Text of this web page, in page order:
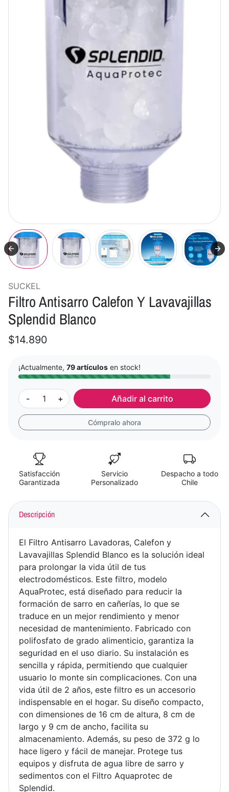
SUCKEL
Filtro Antisarro Calefon Y Lavavajillas
Splendid Blanco
$14.890
¡Actualmente, 79 artículos en stock!
- + Añadir al carrito
Cómpralo ahora
Satisfacción
Garantizada
Servicio
Personalizado
Despacho a todo
Chile
Descripción
El Filtro Antisarro Lavadoras, Calefon y
Lavavajillas Splendid Blanco es la solución ideal
para prolongar la vida útil de tus
electrodomésticos. Este filtro, modelo
AquaProtec, está diseñado para reducir la
formación de sarro en cañerías, lo que se
traduce en un mejor rendimiento y menor
necesidad de mantenimiento. Fabricado con
polifosfato de grado alimenticio, garantiza la
seguridad en el uso diario. Su instalación es
sencilla y rápida, permitiendo que cualquier
usuario lo monte sin complicaciones. Con una
vida útil de 2 años, este filtro es un accesorio
indispensable en el hogar. Su diseño compacto,
con dimensiones de 16 cm de altura, 8 cm de
largo y 9 cm de ancho, facilita su
almacenamiento. Además, su peso de 372 g lo
hace ligero y fácil de manejar. Protege tus
equipos y disfruta de agua libre de sarro y
sedimentos con el Filtro Aquaprotec de
Splendid.